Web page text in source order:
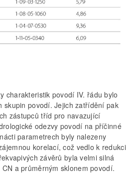
charakteristik povodí IV. řádu bylo
skupin povodí. Jejich zatřídění pak
zástupců tříd pro navazující
odezvy povodí na příčinné
parametrech byly nalezeny
korelací, což vedlo k redukci
závěrů byla velmi silná
a průměrným sklonem povodí.